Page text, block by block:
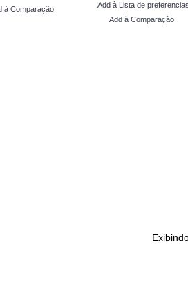
à Comparação
Add à Lista de preferencias
Add à Comparação